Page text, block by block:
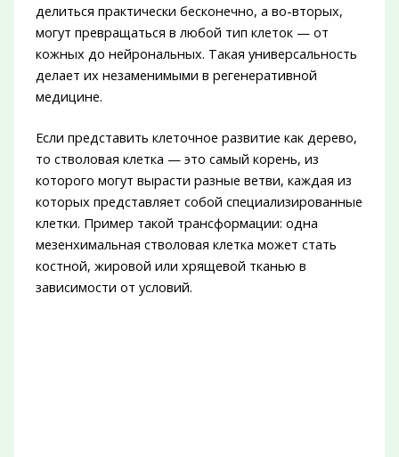
делиться практически бесконечно, а во-вторых,
могут превращаться в любой тип клеток — от
кожных до нейрональных. Такая универсальность
делает их незаменимыми в регенеративной
медицине.
Если представить клеточное развитие как дерево,
то стволовая клетка — это самый корень, из
которого могут вырасти разные ветви, каждая из
которых представляет собой специализированные
клетки. Пример такой трансформации: одна
мезенхимальная стволовая клетка может стать
костной, жировой или хрящевой тканью в
зависимости от условий.